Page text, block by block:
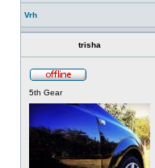
Vrh
trisha
5th Gear